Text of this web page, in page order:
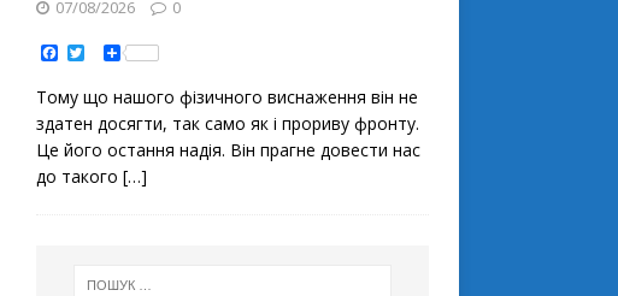
07/08/2026 0
F
a
e
b
o
o
k
T
w
t
t
e
r
S
h
r
e
Тому що нашого фізичного виснаження він не
здатен досягти, так само як і прориву фронту.
Це його остання надія. Він прагне довести нас
до такого […]